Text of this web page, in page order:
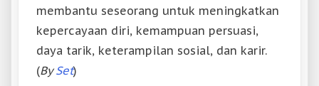
membantu seseorang untuk meningkatkan
kepercayaan diri, kemampuan persuasi,
daya tarik, keterampilan sosial, dan karir.
(BySet)